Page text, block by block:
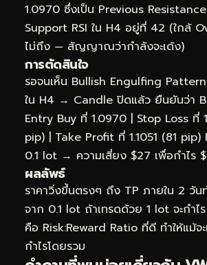
1.0970 ซึ่งเป็น Previous
Support RSI ใน H4 อยู่ที่ 42 (ใกล้
ไม่ถึง — สัญญาณว่ากำลังจะเด้ง)
การตัดสินใจ
รอจนเห็น Bullish Engulfing
ใน H4 → Candle ปิดแล้ว ยืนยันว่า
Entry Buy ที่ 1.0970 | Stop Loss ที่
pip) | Take Profit ที่ 1.1051 (81 pip)
0.1 lot → ความเสี่ยง $27 เพื่อกำไร
ผลลัพธ์
ราคาวิ่งขึ้นตรงๆ ถึง TP ภายใน 2 วัน
จาก 0.1 lot ถ้าเทรดด้วย 1 lot จะกำ
คือ Risk:Reward Ratio ที่ดี ทำให้แม้
กำไรโดยรวม